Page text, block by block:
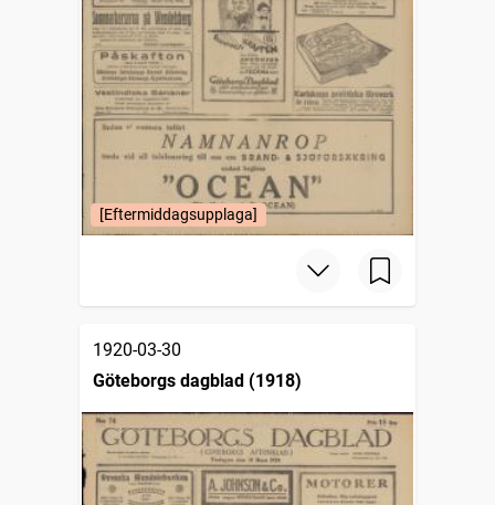
[Eftermiddagsupplaga]
1920-03-30
Göteborgs dagblad (1918)